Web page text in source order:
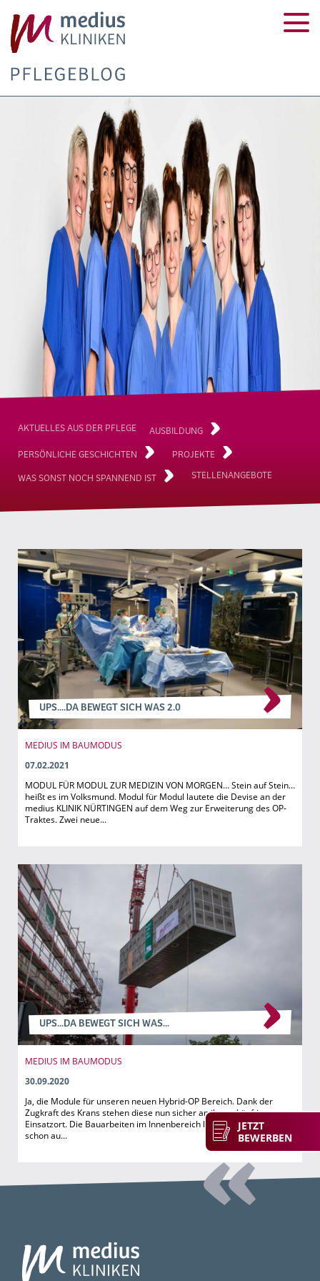
AKTUELLES AUS DER PFLEGE AUSBILDUNG
PERSÖNLICHE GESCHICHTEN MEHRPROJEKTE
WAS SONST NOCH SPANNEND IST MEHR
STELLENANGEBOTE
UPS....DA BEWEGT SICH WAS 2.0
MEDIUS IM BAUMODUS
07.02.2021
MODUL FÜR MODUL ZUR MEDIZIN VON MORGEN… Stein auf Stein…
heißt es im Volksmund. Modul für Modul lautete die Devise an der
medius KLINIK NÜRTINGEN auf dem Weg zur Erweiterung des OP-
Traktes. Zwei neue...
UPS...DA BEWEGT SICH WAS...
MEDIUS IM BAUMODUS
30.09.2020
Ja, die Module für unseren neuen Hybrid-OP Bereich. Dank der
Zugkraft des Krans stehen diese nun sicher an ihrem künftigen
Einsatzort. Die Bauarbeiten im Innenbereich laufen zwischenzeitlich
schon au...
JETZT
BEWERBEN